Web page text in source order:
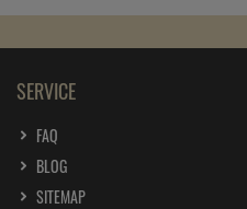
SERVICE
FAQ
BLOG
SITEMAP